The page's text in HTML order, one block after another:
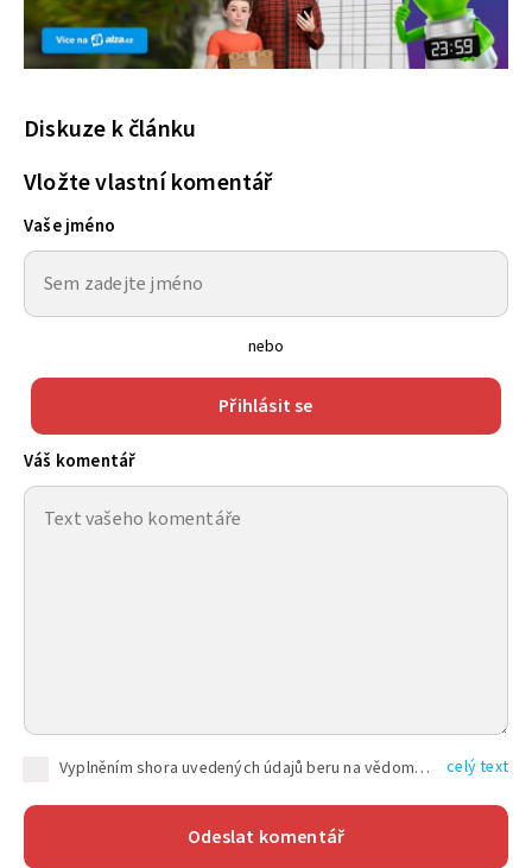
Diskuze k článku
Vložte vlastní komentář
Vaše jméno
nebo
Přihlásit se
Váš komentář
Vyplněním shora uvedených údajů beru na vědomí, že společnost TEXT FACTORY s.r.o., sídlem Brno, Durďákova 336/29, Černá Pole, PSČ: 613 00, IČ: 06157831, zapsané u Krajského soudu v Brně, oddíl C, vložka 100399, bude zpracovávat mé osobní údaje uvedené v rámci mnou vyplněného registračního formuláře na základě oprávněných zájmů TEXT FACTORY s.r.o. dle čl. 6 odst. 1 písm. f) GDPR a pro splnění právních povinností (čl. 6 odst. 1 písm. c) GDPR), a to pro tyto účely: nezbytnost zajistit oprávnění návštěvníka webových stránek provozovaných společností TEXT FACTORY s.r.o. přispívat aktivně ke zveřejněným článkům nebo v rámci diskusních fór a výkon práv TEXT FACTORY s.r.o. jako administrátora těchto diskusních fór. Více informací o zpracování osobních údajů a právech lze nalézt v celý text